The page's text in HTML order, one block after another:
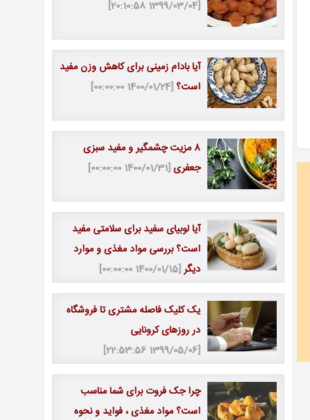
[1399/03/04 20:10:58]
آیا بادام زمینی برای کاهش وزن مفید
است؟[1400/01/24 00:00:00]
8 مزیت چشمگیر و مفید سبزی
جعفری[1400/01/31 00:00:00]
آیا لوبیای سفید برای سلامتی مفید
است؟ بررسی مواد مغذی و موارد
دیگر[1400/01/15 00:00:00]
یک کلیک فاصله مشتری تا فروشگاه
در روزهای کرونایی
[1399/05/06 22:53:56]
چرا جک فروت برای شما مناسب
است؟ مواد مغذی ، فواید و نحوه